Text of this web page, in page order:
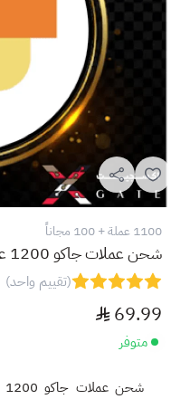
1100 عملة + 100 مجاناً
شحن عملات جاكو 1200 عملة
(تقييم واحد)
69.99
متوفر